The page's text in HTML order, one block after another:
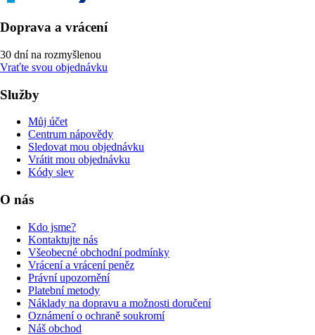
Doprava a vrácení
30 dní na rozmyšlenou
Vraťte svou objednávku
Služby
Můj účet
Centrum nápovědy
Sledovat mou objednávku
Vrátit mou objednávku
Kódy slev
O nás
Kdo jsme?
Kontaktujte nás
Všeobecné obchodní podmínky
Vrácení a vrácení peněz
Právní upozornění
Platební metody
Náklady na dopravu a možnosti doručení
Oznámení o ochraně soukromí
Náš obchod